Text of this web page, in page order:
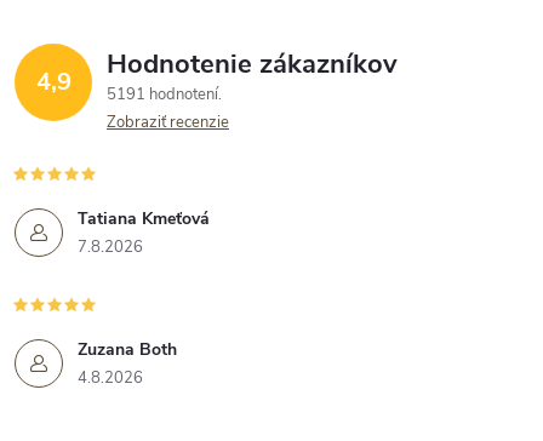
4,9 Hodnotenie zákazníkov
5191 hodnotení
Zobraziť recenzie
Tatiana Kmeťová
7.8.2026
Zuzana Both
4.8.2026